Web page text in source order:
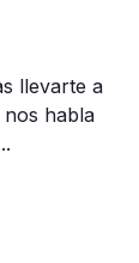
llevarte a
nos habla